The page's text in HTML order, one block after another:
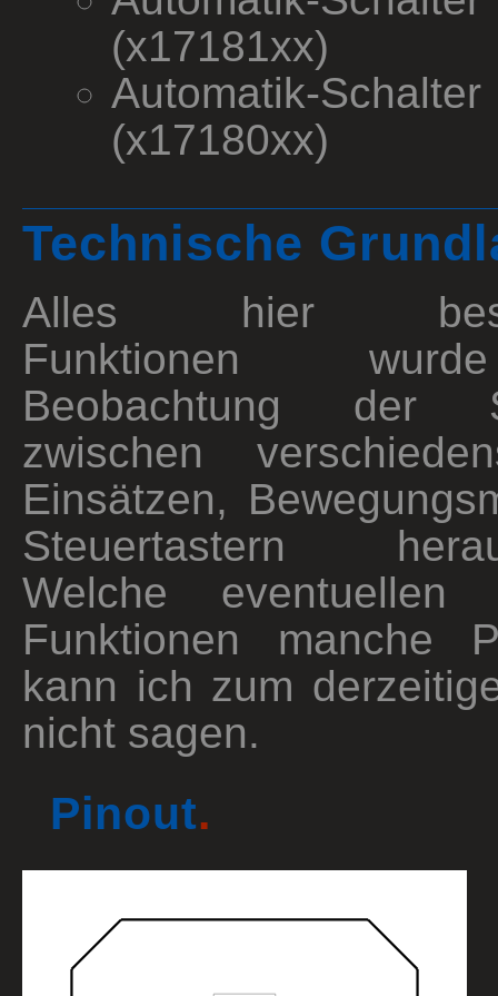
(x17181xx)
Automatik-
(x17180xx)
Technische
Alles hier
Funktionen
Beobachtung der
zwischen
Einsätzen,
Steuertastern
Welche eventuellen
Funktionen manche
kann ich zum
nicht sagen.
Pinout.